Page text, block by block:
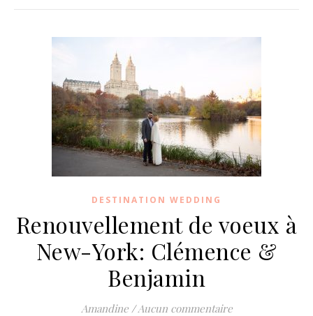
DESTINATION WEDDING
Renouvellement de voeux à
New-York: Clémence &
Benjamin
Amandine /Aucun commentaire